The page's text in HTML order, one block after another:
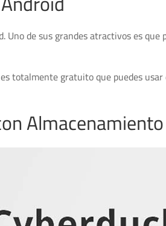
Uno de sus grandes atractivos es
totalmente gratuito que puedes